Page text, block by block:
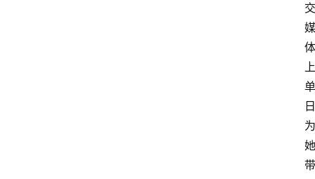
交
媒
体
上
单
日
为
她
带